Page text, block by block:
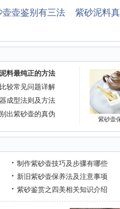
壶壶鉴别有三法
紫砂泥料
料最纯正的方法
较常见问题详解
成型法则及方法
出紫砂壶的真伪
紫砂壶
制作紫砂壶技巧及步骤有哪些
新旧紫砂壶保养法及注意事项
紫砂鉴赏之四美相关知识介绍